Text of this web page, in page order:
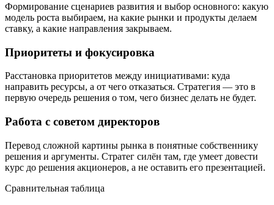
Формирование сценариев развития и выбор основного: какую
модель роста выбираем, на какие рынки и продукты делаем
ставку, а какие направления закрываем.
Приоритеты и фокусировка
Расстановка приоритетов между инициативами: куда
направить ресурсы, а от чего отказаться. Стратегия — это в
первую очередь решения о том, чего бизнес делать не будет.
Работа с советом директоров
Перевод сложной картины рынка в понятные собственнику
решения и аргументы. Стратег силён там, где умеет довести
курс до решения акционеров, а не оставить его презентацией.
Сравнительная таблица